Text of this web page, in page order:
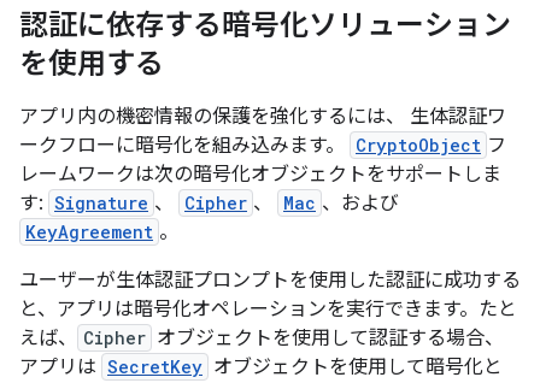
認証に依存する暗号化ソリューション
を使用する
アプリ内の機密情報の保護を強化するには、 生体認証ワ
ークフローに暗号化を組み込みます。
CryptoObject フ
レームワークは次の暗号化オブジェクトをサポートしま
す: Signature 、 Cipher 、 Mac 、および
KeyAgreement 。
ユーザーが生体認証プロンプトを使用した認証に成功する
と、アプリは暗号化オペレーションを実行できます。たと
えば、
Cipher オブジェクトを使用して認証する場合、
アプリは SecretKey オブジェクトを使用して暗号化と